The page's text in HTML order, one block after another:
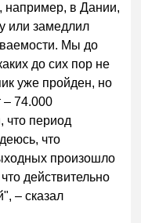
например, в Дании,
или замедлил
Мы до
до сих пор не
уже пройден, но
– 74.000
что период
что
произошло
действительно
– сказал